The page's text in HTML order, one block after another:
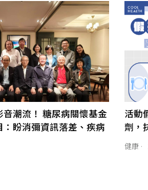
潮流！ 糖尿病關懷基金
盼消彌資訊落差、疾病
活動
劑，
健康 ·